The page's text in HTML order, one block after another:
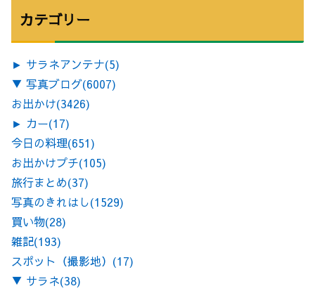
カテゴリー
► サラネアンテナ(5)
▼ 写真ブログ(6007)
お出かけ(3426)
► カー(17)
今日の料理(651)
お出かけプチ(105)
旅行まとめ(37)
写真のきれはし(1529)
買い物(28)
雑記(193)
スポット（撮影地） (17)
▼ サラネ(38)